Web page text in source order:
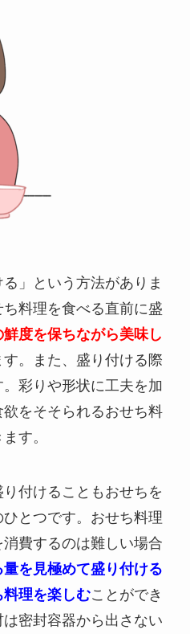
る」という方法がありま
料理を食べる直前に盛
鮮度を保ちながら美味し
。また、盛り付ける際
彩りや形状に工夫を加
をそそられるおせち料
す。
付けることもおせちを
とつです。おせち料理
費するのは難しい場合
を見極めて盛り付ける
理を楽しむことができ
密封容器から出さない